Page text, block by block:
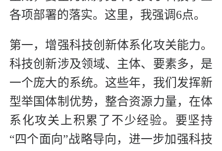
各项部署的落实。这里，我强调6点。
第一，增强科技创新体系化攻关能力。
科技创新涉及领域、主体、要素多，是
一个庞大的系统。这些年，我们发挥新
型举国体制优势，整合资源力量，在体
系化攻关上积累了不少经验。要坚持
“四个面向”战略导向，进一步加强科技